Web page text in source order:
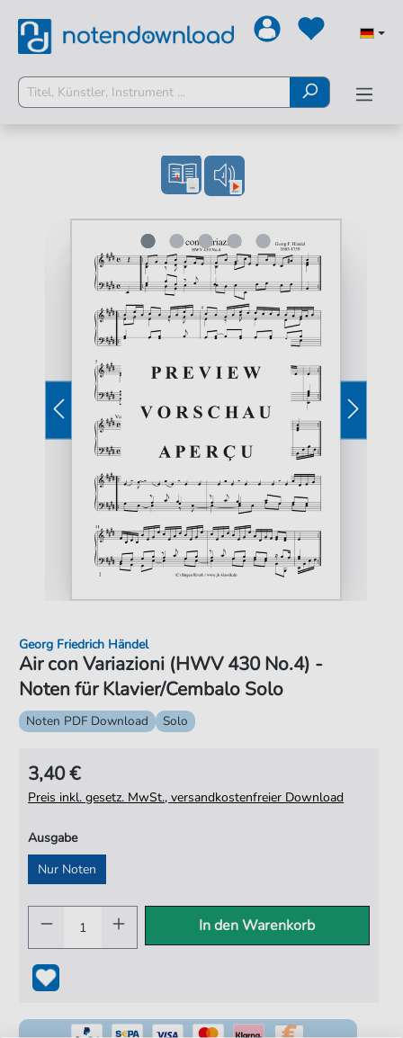
Air con Variazioni (HWV 430 No.4) -
Noten für Klavier/Cembalo Solo
Georg Friedrich Händel
Noten PDF Download Solo
3,40 €
Preis inkl. gesetz. MwSt., versandkostenfreier Download
Ausgabe
Nur Noten
In den Warenkorb